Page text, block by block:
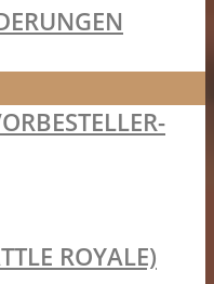
ROYALE)